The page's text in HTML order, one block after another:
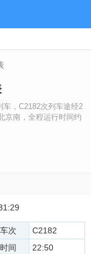
车，C2182次列车途经2
京南，全程运行时间约
次
C2182
间
22:50